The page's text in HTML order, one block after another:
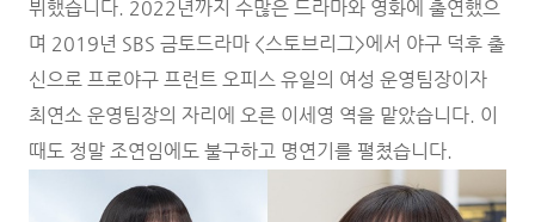
뷔했습니다. 2022년까지 수많은 드라마와 영화에 출연했으
며 2019년 SBS 금토드라마 <스토브리그>에서 야구 덕후 출
신으로 프로야구 프런트 오피스 유일의 여성 운영팀장이자
최연소 운영팀장의 자리에 오른 이세영 역을 맡았습니다. 이
때도 정말 조연임에도 불구하고 명연기를 펼쳤습니다.